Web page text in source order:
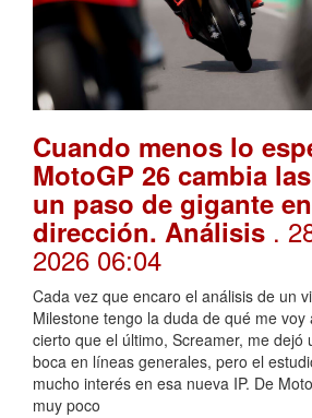
Cuando menos lo
MotoGP 26 cambia
un paso de gigante
dirección. Análisis .
2026 06:04
Cada vez que encaro el análisis de un
Milestone tengo la duda de qué me voy
cierto que el último, Screamer, me dejó
boca en líneas generales, pero el
mucho interés en esa nueva IP. De
muy poco